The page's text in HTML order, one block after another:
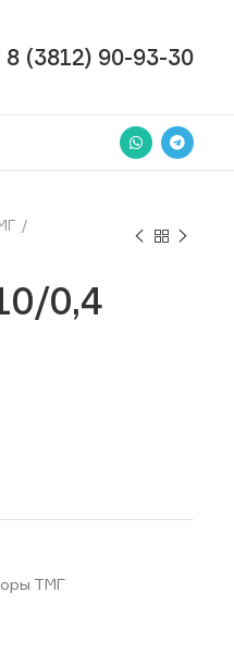
8 (3812) 90-93-30
0,4
ТМГ